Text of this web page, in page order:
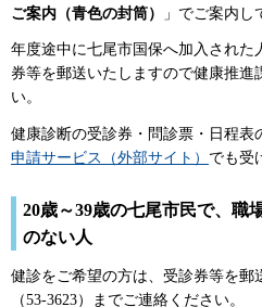
ご案内（青色の封筒）
」でご案内し
年度途中に七尾市国保へ加入された
券等を郵送いたしますので健康推進
い。
健康診断の受診券・問診票・日程表
申請サービス（外部サイト） でも受
20歳～39歳の七尾市民で、職
のない人
健診をご希望の方は、受診券等を郵
（53-3623）までご連絡ください。